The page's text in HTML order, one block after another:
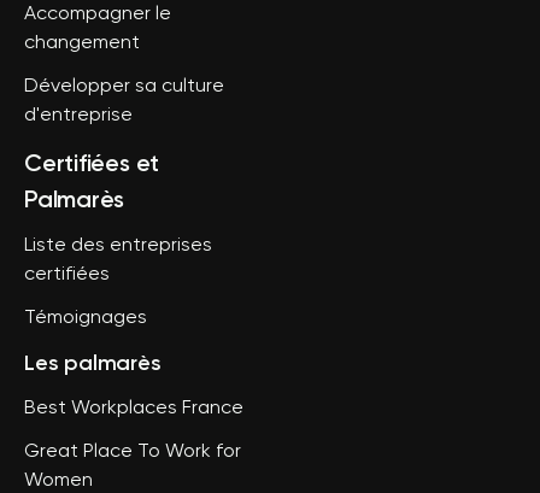
Accompagner le
changement
Développer sa culture
d'entreprise
Certifiées et
Palmarès
Liste des entreprises
certifiées
Témoignages
Les palmarès
Best Workplaces France
Great Place To Work for
Women